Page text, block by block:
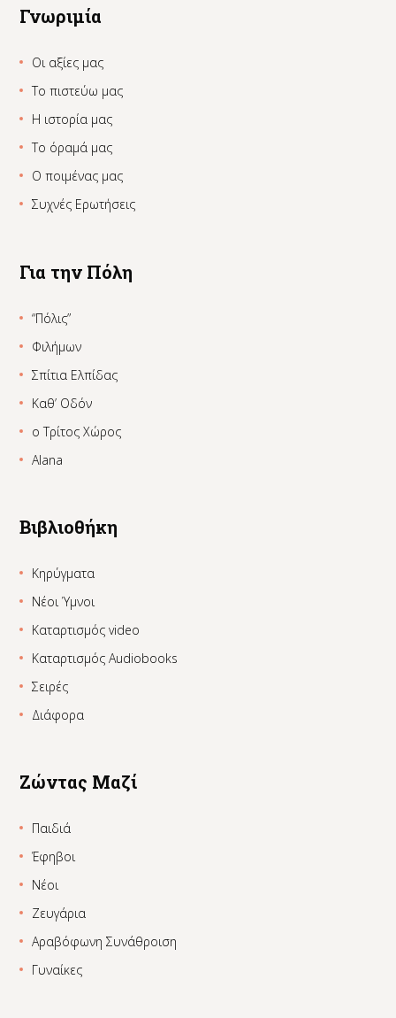
Γνωριμία
Οι αξίες μας
Το πιστεύω μας
Η ιστορία μας
Το όραμά μας
Ο ποιμένας μας
Συχνές Ερωτήσεις
Για την Πόλη
“Πόλις”
Φιλήμων
Σπίτια Ελπίδας
Καθ’ Οδόν
ο Τρίτος Χώρος
Alana
Βιβλιοθήκη
Κηρύγματα
Νέοι Ύμνοι
Καταρτισμός video
Καταρτισμός Audiobooks
Σειρές
Διάφορα
Ζώντας Μαζί
Παιδιά
Έφηβοι
Νέοι
Ζευγάρια
Αραβόφωνη Συνάθροιση
Γυναίκες